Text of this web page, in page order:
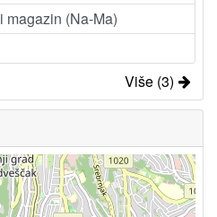
magazin (Na-Ma)
Više (3)